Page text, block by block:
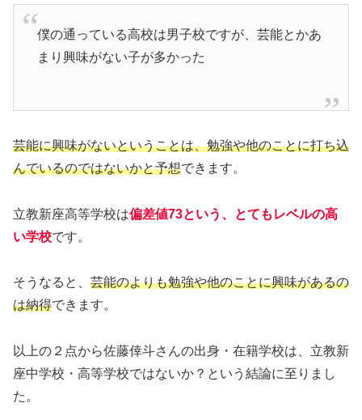
僕の通っている高校は男子校ですが、芸能とかあ
まり興味がない子が多かった
芸能に興味がないということは、勉強や他のことに打ち込
んでいるのではないかと予想できます。
立教新座高等学校は偏差値73という、とてもレベルの高
い学校です。
そうなると、 芸能のよりも勉強や他のことに興味があるの
は納得できます。
以上の２点から佐藤倖斗さんの出身・在籍学校は、立教新
座中学校・高等学校ではないか？という結論に至りまし
た。